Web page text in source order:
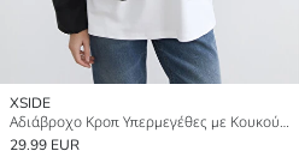
XSIDE
Αδιάβροχο Κροπ Υπερμεγέθες με Κουκούλα για γυναίκες
29.99 EUR